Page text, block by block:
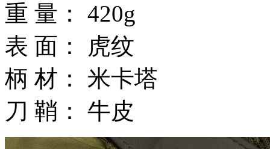
重 量： 420g
表 面： 虎纹
柄 材： 米卡塔
刀 鞘： 牛皮